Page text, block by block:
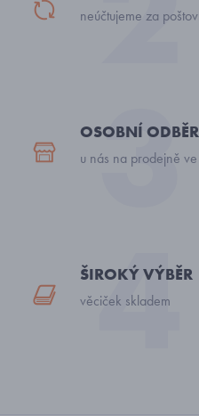
neúčtujeme za
OSOBNÍ ODBĚR
u nás na prodejně
ŠIROKÝ VÝBĚR
věciček skladem